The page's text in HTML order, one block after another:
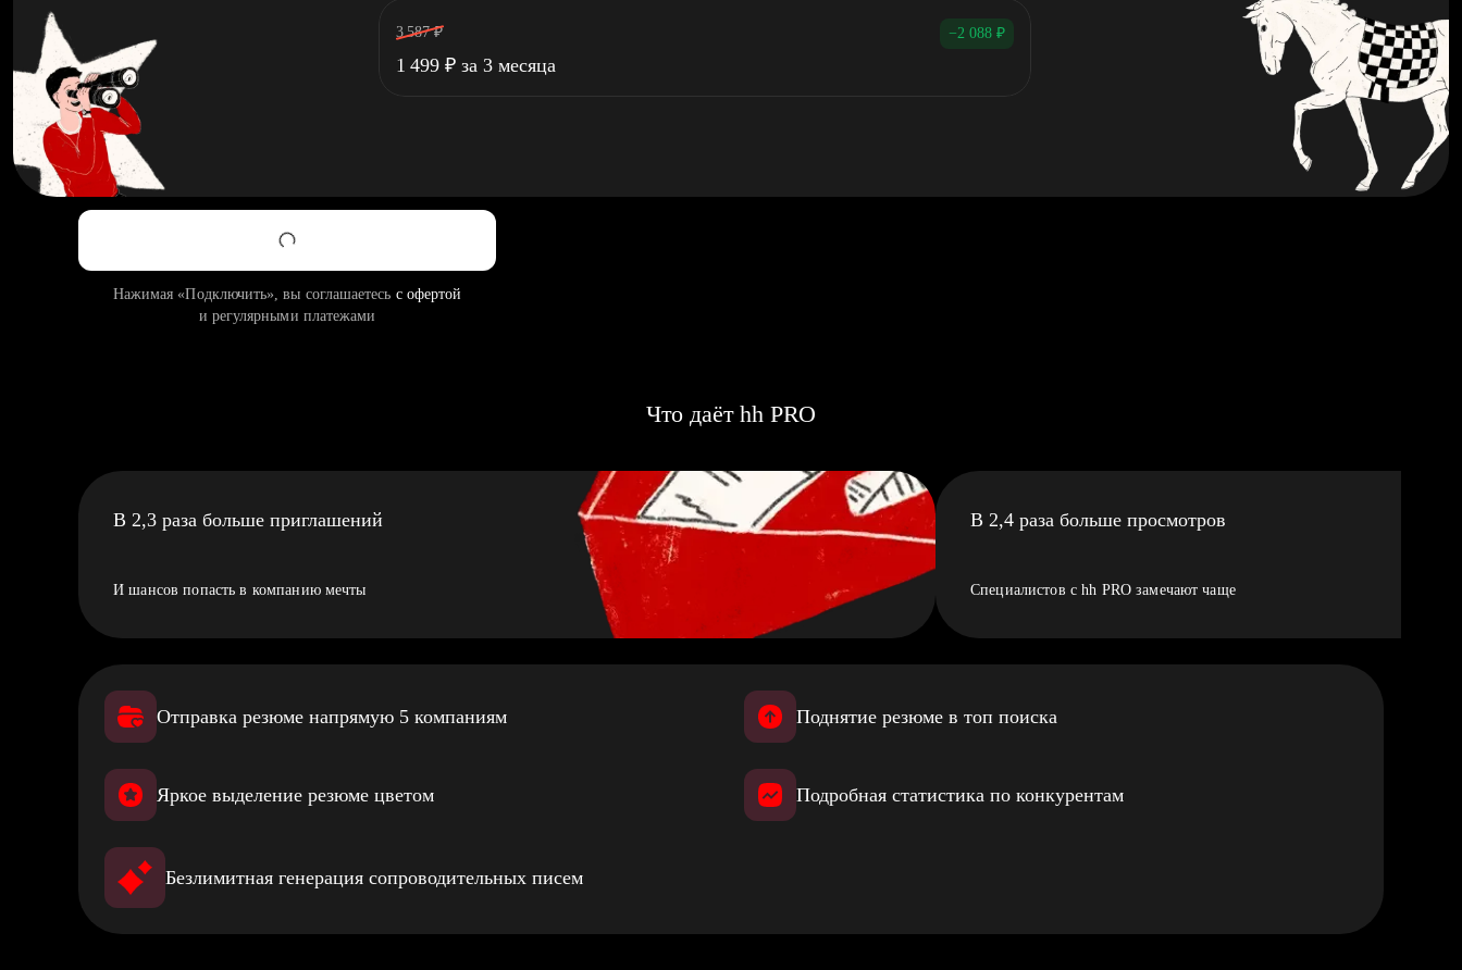
3 587 ₽ −2 088 ₽
1 499 ₽ за 3 месяца
Нажимая «Подключить», вы соглашаетесь с офертой
и регулярными платежами
Что даёт hh PRO
В 2,3 раза больше приглашений
И шансов попасть в компанию мечты
В 2,4 раза больше просмотров
Специалистов с hh PRO замечают чаще
Отправка резюме напрямую 5 компаниям Поднятие резюме в топ поиска
Яркое выделение резюме цветом Подробная статистика по конкурентам
Безлимитная генерация сопроводительных писем